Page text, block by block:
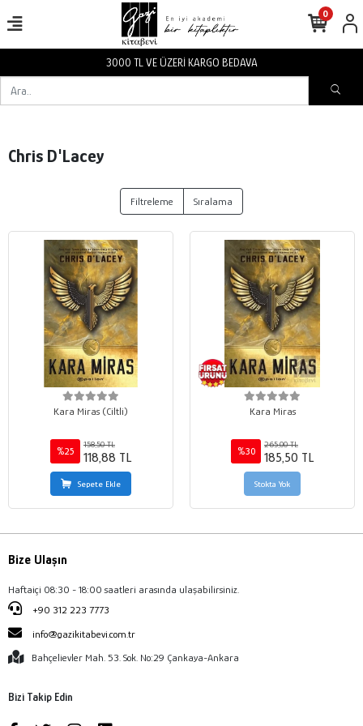
3000 TL VE ÜZERİ KARGO BEDAVA
0
Chris D'Lacey
Filtreleme Sıralama
Kara Miras (Ciltli)
%25
158,50 TL
118,88 TL
Sepete Ekle
Kara Miras
%30
265,00 TL
185,50 TL
Stokta Yok
Bize Ulaşın
Haftaiçi 08:30 - 18:00 saatleri arasında ulaşabilirsiniz.
+90 312 223 7773
info@gazikitabevi.com.tr
Bahçelievler Mah. 53. Sok. No:29 Çankaya-Ankara
Bizi Takip Edin